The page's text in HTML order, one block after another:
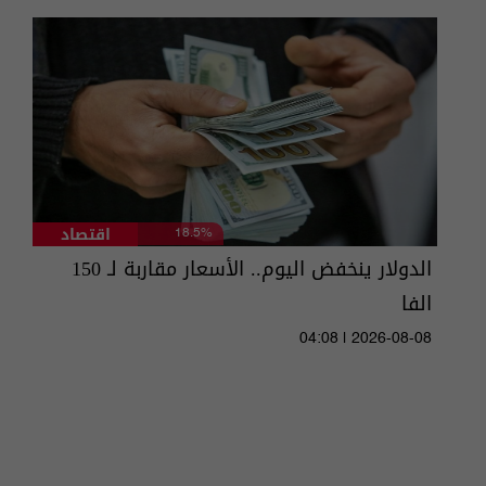
اقتصاد 18.5%
الدولار ينخفض اليوم.. الأسعار مقاربة لـ 150
الفا
04:08 | 2026-08-08